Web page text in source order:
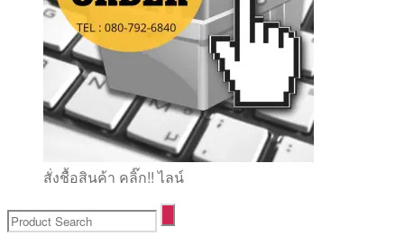
สั่งชื้อสินค้า คลิ๊ก!! ไลน์